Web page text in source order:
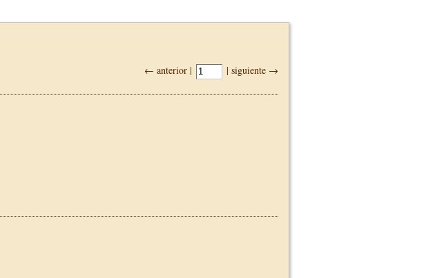
← anterior | | siguiente →